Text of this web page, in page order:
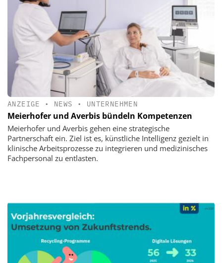
ANZEIGE • NEWS • UNTERNEHMEN
Meierhofer und Averbis bündeln Kompetenzen
Meierhofer und Averbis gehen eine strategische
Partnerschaft ein. Ziel ist es, künstliche Intelligenz gezielt in
klinische Arbeitsprozesse zu integrieren und medizinisches
Fachpersonal zu entlasten.